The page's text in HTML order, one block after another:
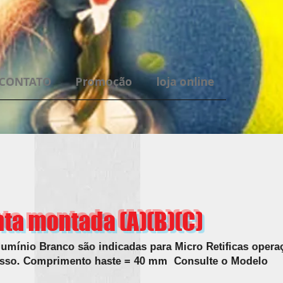
CONTATO Promoção loja online
montada (A)(B)(C)
Branco são indicadas para Micro Retificas
Comprimento haste = 40 mm Consulte o Modelo